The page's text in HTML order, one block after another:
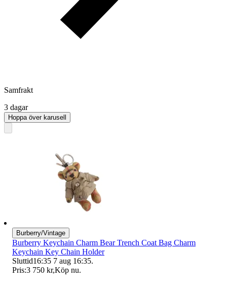
Samfrakt
3 dagar
Hoppa över karusell
Burberry/Vintage
Burberry Keychain Charm Bear Trench Coat Bag Charm
Keychain Key Chain Holder
Sluttid16:35 7 aug 16:35.
Pris:3 750 kr,Köp nu.